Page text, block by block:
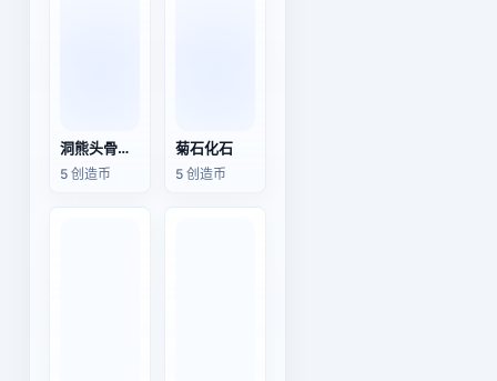
洞熊头骨化石
5 创造币
菊石化石
5 创造币